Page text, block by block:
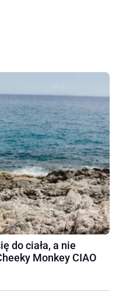
do ciała, a nie
Monkey CIAO